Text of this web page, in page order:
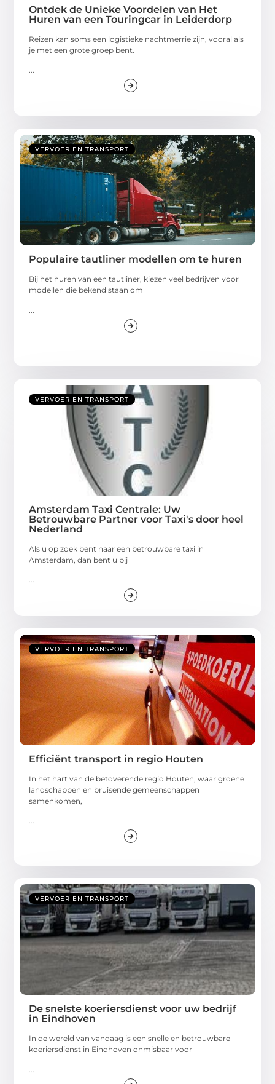
Ontdek de Unieke Voordelen van Het
Huren van een Touringcar in Leiderdorp
Reizen kan soms een logistieke nachtmerrie zijn, vooral als
je met een grote groep bent.
...
VERVOER EN TRANSPORT
Populaire tautliner modellen om te huren
Bij het huren van een tautliner, kiezen veel bedrijven voor
modellen die bekend staan om
VERVOER EN TRANSPORT
Amsterdam Taxi Centrale: Uw
Betrouwbare Partner voor Taxi's door heel
Nederland
Als u op zoek bent naar een betrouwbare taxi in
Amsterdam, dan bent u bij
VERVOER EN TRANSPORT
Efficiënt transport in regio Houten
In het hart van de betoverende regio Houten, waar groene
landschappen en bruisende gemeenschappen
samenkomen,
...
VERVOER EN TRANSPORT
De snelste koeriersdienst voor uw bedrijf
in Eindhoven
In de wereld van vandaag is een snelle en betrouwbare
koeriersdienst in Eindhoven onmisbaar voor